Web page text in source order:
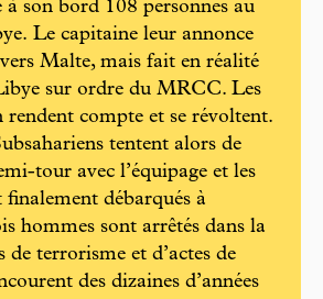
à son bord 108 personnes au
Le capitaine leur annonce
Malte, mais fait en réalité
sur ordre du MRCC. Les
rendent compte et se révoltent.
tentent alors de
tour avec l’équipage et les
finalement débarqués à
hommes sont arrêtés dans la
de terrorisme et d’actes de
des dizaines d’années